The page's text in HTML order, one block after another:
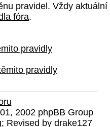
pravidel. Vždy aktuální
fóra.
pravidly
pravidly
2002 phpBB Group
; Revised by drake127